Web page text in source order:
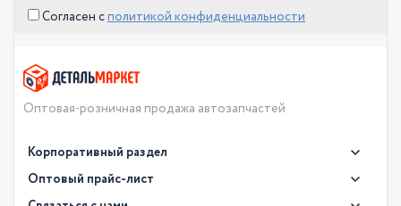
Согласен сполитикой конфиденциальности
Оптовая-розничная продажа автозапчастей
Корпоративный раздел
Новости
Оптовый прайс-лист